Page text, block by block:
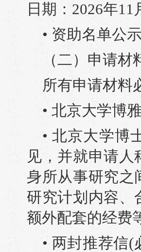
日期：2026年11
• 资助名单公
（二）申请材
所有申请材料
• 北京大学博
• 北京大学博
见，并就申请
身所从事研究之
研究计划内容、
额外配套的经费
• 两封推荐信